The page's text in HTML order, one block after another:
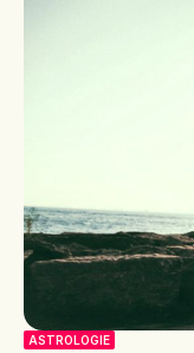
ASTROLOGIE